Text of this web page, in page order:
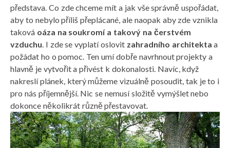
představa. Co zde chceme mít a jak vše správně uspořádat,
aby to nebylo příliš přeplácané, ale naopak aby zde vznikla
taková oáza na soukromí a takový na čerstvém
vzduchu . I zde se vyplatí oslovit zahradního architekta a
požádat ho o pomoc. Ten umí dobře navrhnout projekty a
hlavně je vytvořit a přivést k dokonalosti. Navíc, když
nakreslí plánek, který můžeme vizuálně posoudit, tak je to i
pro nás příjemnější. Nic se nemusí složitě vymýšlet nebo
dokonce několikrát různě přestavovat.